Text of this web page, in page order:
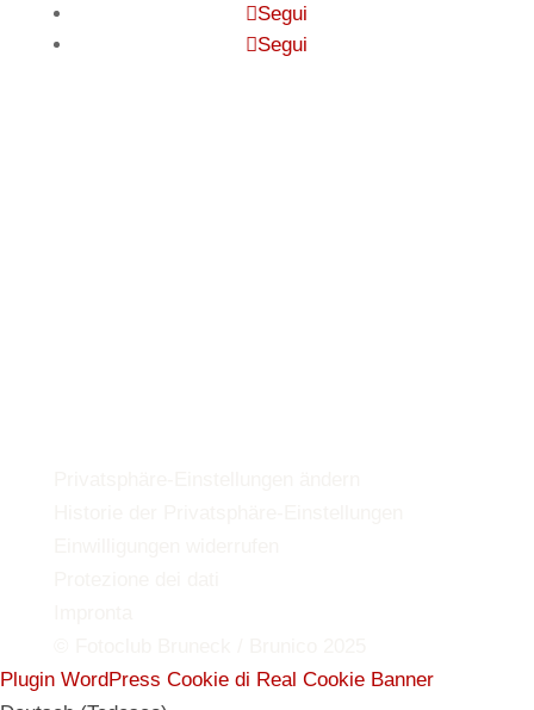
Segui
Segui
Plugin WordPress Cookie di Real Cookie Banner